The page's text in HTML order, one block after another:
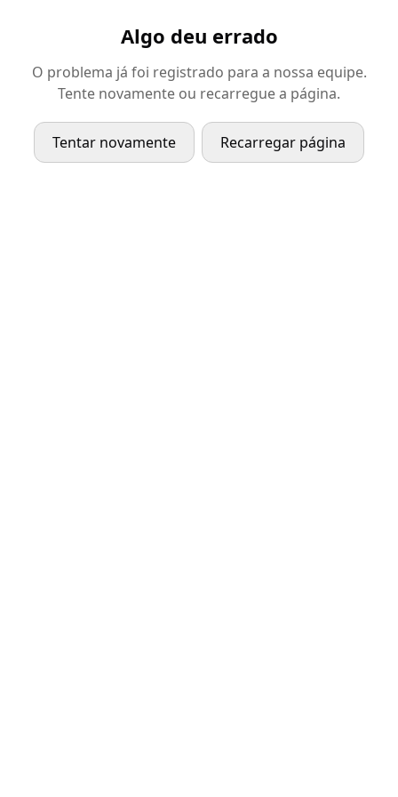
Algo deu errado
O problema já foi registrado para a nossa equipe.
Tente novamente ou recarregue a página.
Tentar novamente Recarregar página